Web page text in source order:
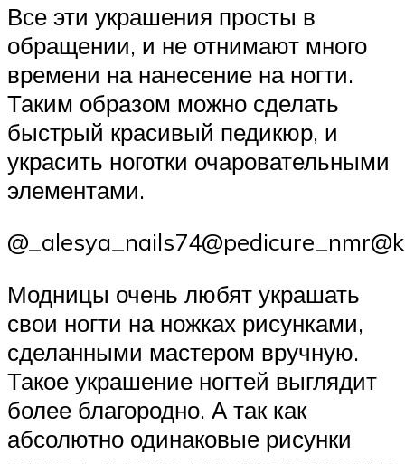
Все эти украшения просты в
обращении, и не отнимают много
времени на нанесение на ногти.
Таким образом можно сделать
быстрый красивый педикюр, и
украсить ноготки очаровательными
элементами.
Модницы очень любят украшать
свои ногти на ножках рисунками,
сделанными мастером вручную.
Такое украшение ногтей выглядит
более благородно. А так как
абсолютно одинаковые рисунки